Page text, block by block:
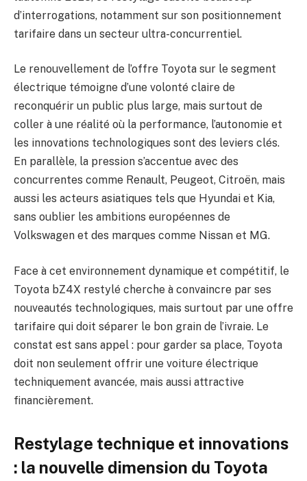
d’interrogations, notamment sur son positionnement
tarifaire dans un secteur ultra-concurrentiel.
Le renouvellement de l’offre Toyota sur le segment
électrique témoigne d’une volonté claire de
reconquérir un public plus large, mais surtout de
coller à une réalité où la performance, l’autonomie et
les innovations technologiques sont des leviers clés.
En parallèle, la pression s’accentue avec des
concurrentes comme Renault, Peugeot, Citroën, mais
aussi les acteurs asiatiques tels que Hyundai et Kia,
sans oublier les ambitions européennes de
Volkswagen et des marques comme Nissan et MG.
Face à cet environnement dynamique et compétitif, le
Toyota bZ4X restylé cherche à convaincre par ses
nouveautés technologiques, mais surtout par une offre
tarifaire qui doit séparer le bon grain de l’ivraie. Le
constat est sans appel : pour garder sa place, Toyota
doit non seulement offrir une voiture électrique
techniquement avancée, mais aussi attractive
financièrement.
Restylage technique et innovations
: la nouvelle dimension du Toyota